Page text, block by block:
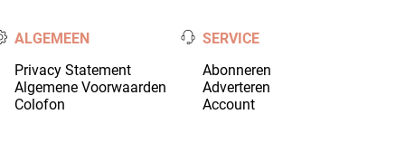
ALGEMEEN
Privacy Statement
Algemene Voorwaarden
Colofon
SERVICE
Abonneren
Adverteren
Account